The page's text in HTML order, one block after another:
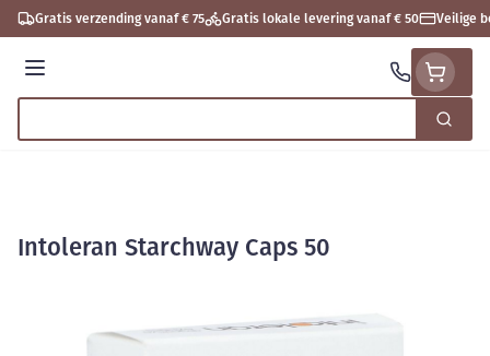
Ga naar de inhoud
Gratis verzending vanaf € 75 Gratis lokale levering vanaf € 50 Veilige
Menu
Zoek
Intoleran Starchway Caps 50